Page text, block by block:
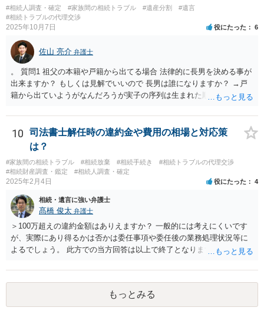
財産（遺産）の全容を整理する（預貯金，有価証券，不動産等の有無
を調べることになります。） ②相続財産に照らし，相続税の申告の準
備をする（税理士の先生にご相談ください。） ③遺産分割協議をする
（ご本人同士で行っても構いませんし，弁護士に相談することもよろ
しいと思います。） ことになります。
#相続人調査・確定 #家族間の相続トラブル #遺産分割
#遺言
#相続トラブルの代理交渉
2025年10月7日 役にたった 6
佐山 亮介 弁護士
。 質問1 祖父の本籍や戸籍から出てる場合 法律的に長男を決める事が
出来ますか？ もしくは見解でいいので 長男は誰になりますか？ →戸
籍から出ていようがなんだろうが実子の序列は生まれた順ですから、
書が腹違いの長男に向けてある場合 書かれてる内容が最優先にされる
のですか？ →遺書というのが、法律上の遺言の形式を守っている限り
はそのとおりです。 質問3 父が腹違いの長男に法律的に優位になれそ
うな事はありますか？ →遺言が有効な場合、優位に立つことはできま
せんが、お祖父様が認知症であるなどの「遺言が作れないはずの事
情」があるならば①遺言無効確認の訴えを起こすのは一つの手です。
問4 相続トラブルの代理交渉は可能でしょうか。 →一般論としては可
能ですが、お伺いする内容ですとお祖父様が亡くなられた後に動くこ
とになるでしょう。
10
司法書士解任時の違約金や費用の相場と対応策
は？
#家族間の相続トラブル #相続放棄 #相続手続き
#相続トラブルの代理交渉
#相続財産調査・鑑定
#相続人調査・確定
2025年2月4日 役にたった 4
相続・遺言に強い弁護士
髙橋 俊太 弁護士
＞100万超えの違約金額はありえますか？ 一般的には考えにくいです
が、実際にあり得るかは否かは委任事項や委任後の業務処理状況等に
よるでしょう。 此方での当方回答は以上で終了となりますが、参考に
もっとみる